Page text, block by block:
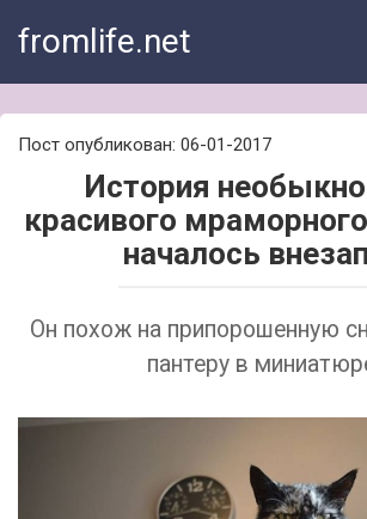
fromlife.net
Пост опубликован: 06-01-2017
История
красивого
началось
Он похож на припорошенную
пантеру в